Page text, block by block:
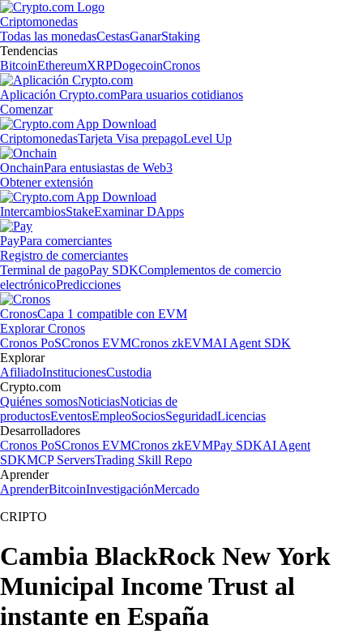
Criptomonedas
Todas las monedasCestasGanarStaking
Tendencias
BitcoinEthereumXRPDogecoinCronos
Aplicación Crypto.comPara usuarios cotidianos
Comenzar
CriptomonedasTarjeta Visa prepagoLevel Up
OnchainPara entusiastas de Web3
Obtener extensión
IntercambiosStakeExaminar DApps
PayPara comerciantes
Registro de comerciantes
Terminal de pagoPay SDKComplementos de comercio
electrónicoPredicciones
CronosCapa 1 compatible con EVM
Explorar Cronos
Cronos PoSCronos EVMCronos zkEVMAI Agent SDK
Explorar
AfiliadoInstitucionesCustodia
Crypto.com
Quiénes somosNoticiasNoticias de
productosEventosEmpleoSociosSeguridadLicencias
Desarrolladores
Cronos PoSCronos EVMCronos zkEVMPay SDKAI Agent
SDKMCP ServersTrading Skill Repo
Aprender
AprenderBitcoinInvestigaciónMercado
CRIPTO
Cambia BlackRock New York
Municipal Income Trust al
instante en España